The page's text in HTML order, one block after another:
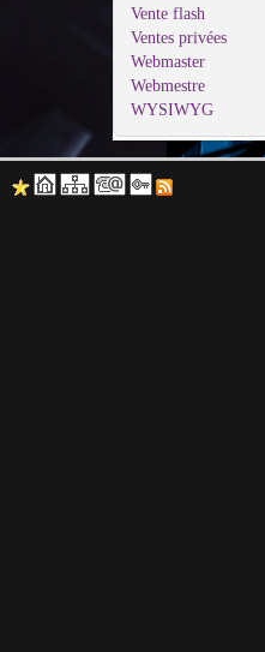
Vente flash
Ventes privées
Webmaster
Webmestre
WYSIWYG